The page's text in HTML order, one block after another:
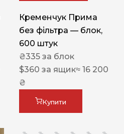
Кременчук Прима
без фільтра — блок,
600 штук
₴335 за блок
$360 за ящик≈ 16 200
₴
Купити